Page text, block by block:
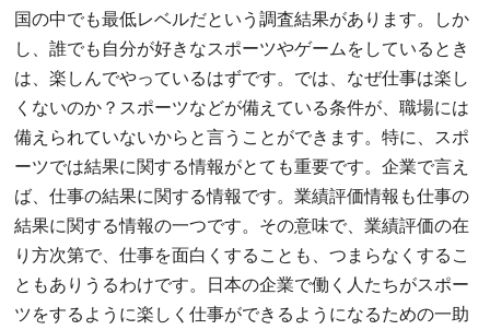
国の中でも最低レベルだという調査結果があります。しか
し、誰でも自分が好きなスポーツやゲームをしているとき
は、楽しんでやっているはずです。では、なぜ仕事は楽し
くないのか？スポーツなどが備えている条件が、職場には
備えられていないからと言うことができます。特に、スポ
ーツでは結果に関する情報がとても重要です。企業で言え
ば、仕事の結果に関する情報です。業績評価情報も仕事の
結果に関する情報の一つです。その意味で、業績評価の在
り方次第で、仕事を面白くすることも、つまらなくするこ
ともありうるわけです。日本の企業で働く人たちがスポー
ツをするように楽しく仕事ができるようになるための一助